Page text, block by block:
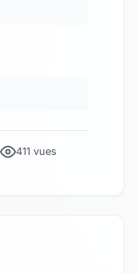
411 vues